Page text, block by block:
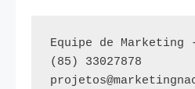
Equipe de Marketing